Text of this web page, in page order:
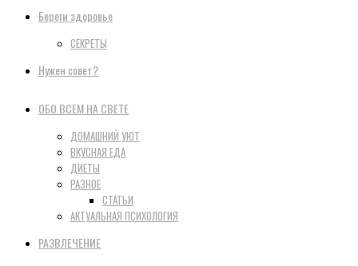
Береги здоровье
СЕКРЕТЫ
Нужен совет?
ОБО ВСЕМ НА СВЕТЕ
ДОМАШНИЙ УЮТ
ВКУСНАЯ ЕДА
ДИЕТЫ
РАЗНОЕ
СТАТЬИ
АКТУАЛЬНАЯ ПСИХОЛОГИЯ
РАЗВЛЕЧЕНИЕ